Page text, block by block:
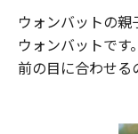
ウォンバットの
ウォンバットで
前の目に合わせる